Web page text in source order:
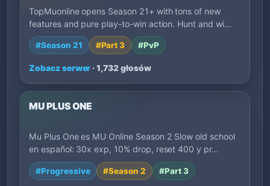
TopMuonline opens Season 21+ with tons of new
features and pure play-to-win action. Hunt and wi…
#Season 21 #Part 3 #PvP
Zobacz serwer · 1,732 głosów
MU PLUS ONE
Mu Plus One es MU Online Season 2 Slow old school
en español: 30x exp, 10% drop, reset 400 y pr…
#Progressive #Season 2 #Part 3